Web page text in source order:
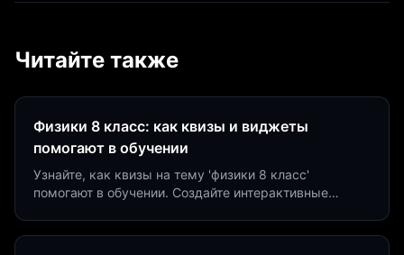
Читайте также
Физики 8 класс: как квизы и виджеты
помогают в обучении
Узнайте, как квизы на тему 'физики 8 класс'
помогают в обучении. Создайте интерактивные